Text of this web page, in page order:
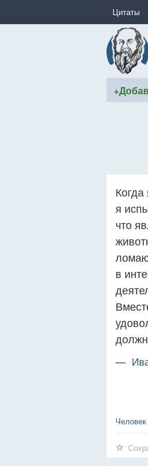
Цитаты
я
что
в
—
Человек